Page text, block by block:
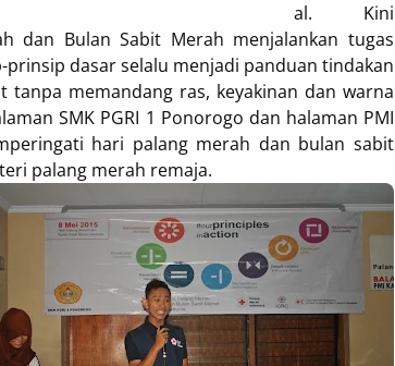
al. Kini
dan Bulan Sabit Merah menjalankan tugas
dasar selalu menjadi panduan tindakan
tanpa memandang ras, keyakinan dan warna
SMK PGRI 1 Ponorogo dan halaman PMI
hari palang merah dan bulan sabit
palang merah remaja.